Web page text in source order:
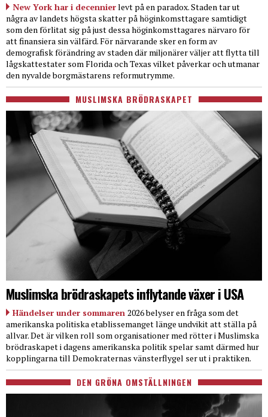
New York har i decennierlevt på en paradox. Staden tar ut
några av landets högsta skatter på höginkomsttagare samtidigt
som den förlitat sig på just dessa höginkomsttagares närvaro för
att finansiera sin välfärd. För närvarande sker en form av
demografisk förändring av staden där miljonärer väljer att flytta till
lågskattestater som Florida och Texas vilket påverkar och utmanar
den nyvalde borgmästarens reformutrymme.
MUSLIMSKA BRÖDRASKAPET
Muslimska brödraskapets inflytande växer i USA
Händelser under sommaren 2026 belyser en fråga som det
amerikanska politiska etablissemanget länge undvikit att ställa på
allvar. Det är vilken roll som organisationer med rötter i Muslimska
brödraskapet i dagens amerikanska politik spelar samt därmed hur
kopplingarna till Demokraternas vänsterflygel ser ut i praktiken.
DEN GRÖNA OMSTÄLLNINGEN